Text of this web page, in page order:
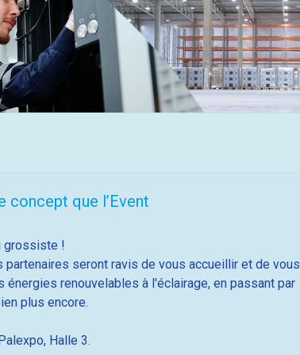
concept que l’Event
grossiste !
seront ravis de vous accueillir et de vous
renouvelables à l'éclairage, en passant par
plus encore.
Halle 3.